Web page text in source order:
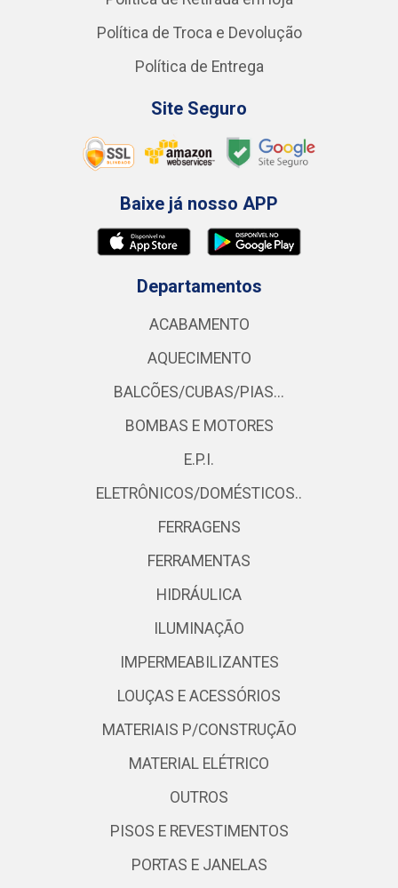
Política de Troca e Devolução
Política de Entrega
Site Seguro
Baixe já nosso APP
Departamentos
ACABAMENTO
AQUECIMENTO
BALCÕES/CUBAS/PIAS...
BOMBAS E MOTORES
E.P.I.
ELETRÔNICOS/DOMÉSTICOS..
FERRAGENS
FERRAMENTAS
HIDRÁULICA
ILUMINAÇÃO
IMPERMEABILIZANTES
LOUÇAS E ACESSÓRIOS
MATERIAIS P/CONSTRUÇÃO
MATERIAL ELÉTRICO
OUTROS
PISOS E REVESTIMENTOS
PORTAS E JANELAS